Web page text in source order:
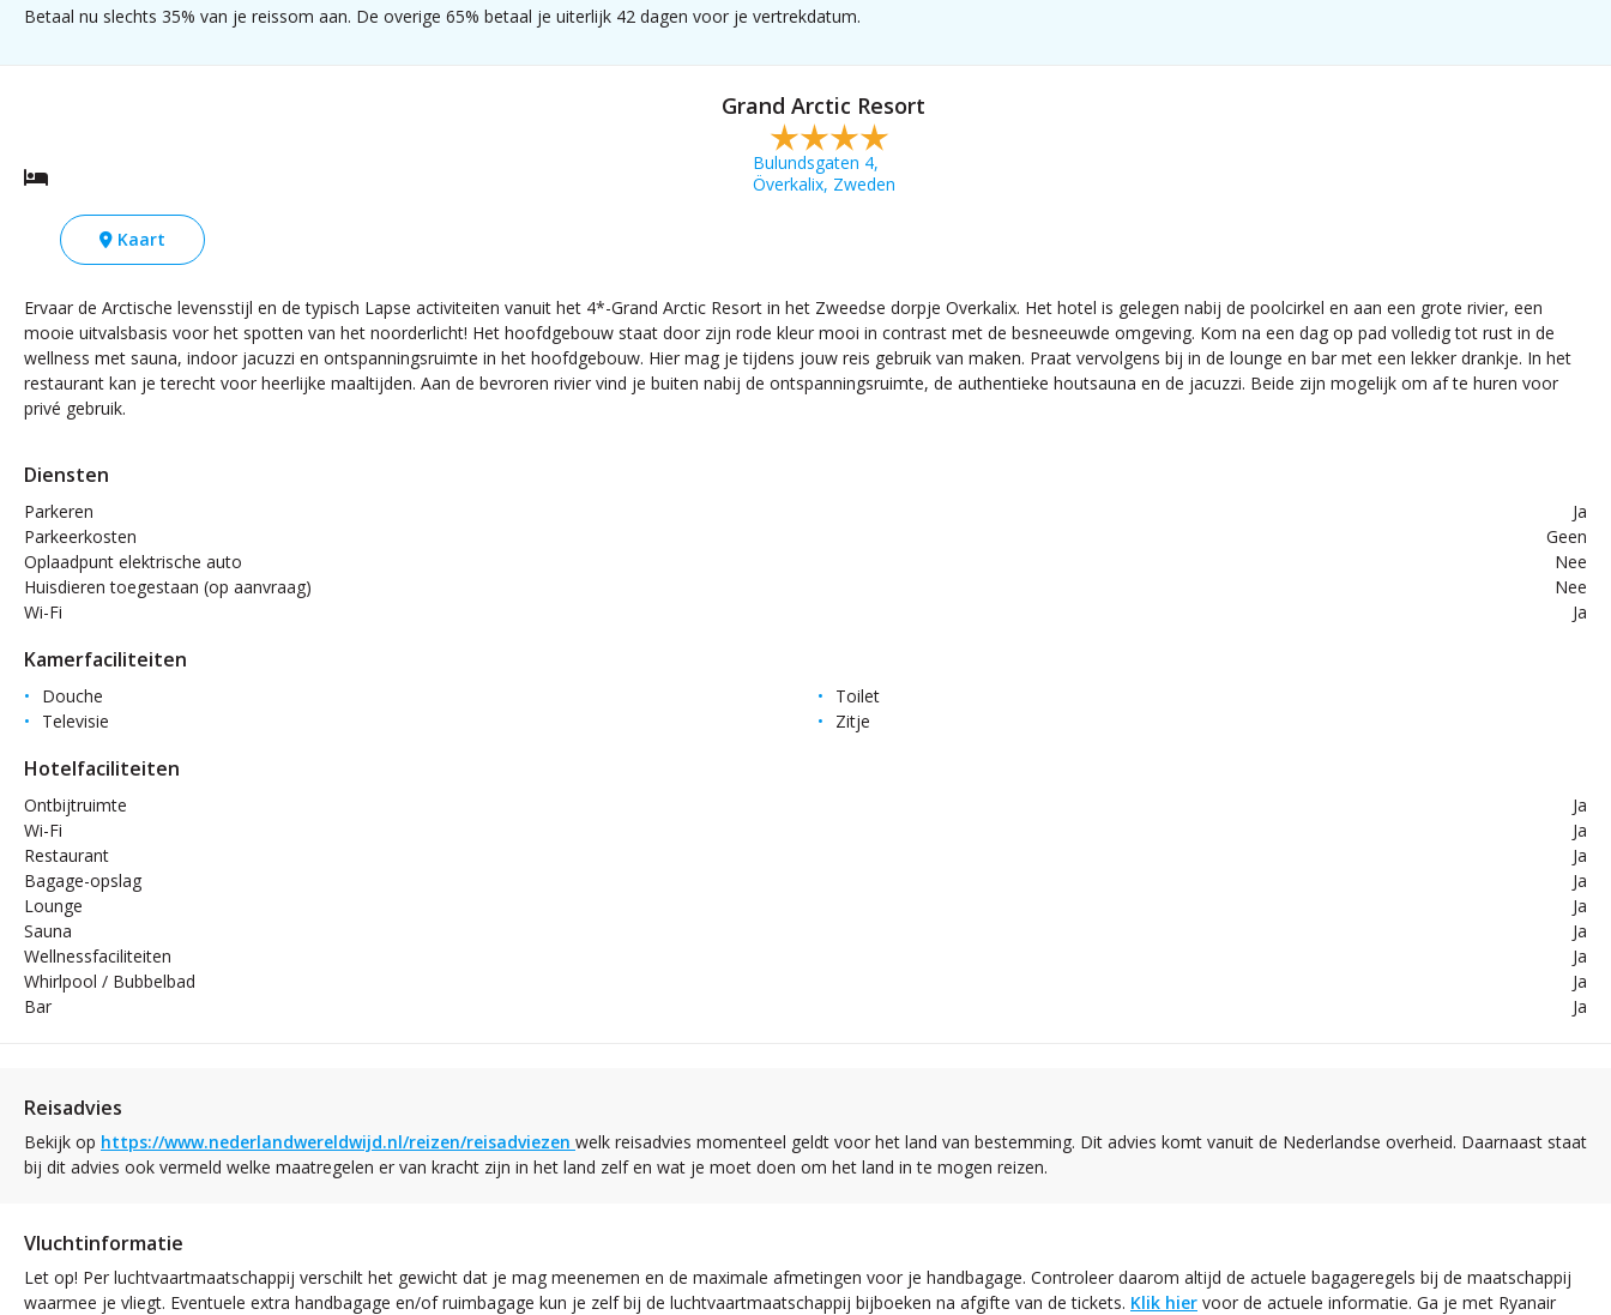
Betaal nu slechts 35% van je reissom aan. De overige 65% betaal je uiterlijk 42 dagen voor je vertrekdatum.
Grand Arctic Resort
Bulundsgaten 4,
Överkalix, Zweden
Kaart
Ervaar de Arctische levensstijl en de typisch Lapse activiteiten vanuit het 4*-Grand Arctic Resort in het Zweedse dorpje Overkalix. Het hotel is gelegen nabij de poolcirkel en aan een grote rivier, een
mooie uitvalsbasis voor het spotten van het noorderlicht! Het hoofdgebouw staat door zijn rode kleur mooi in contrast met de besneeuwde omgeving. Kom na een dag op pad volledig tot rust in de
wellness met sauna, indoor jacuzzi en ontspanningsruimte in het hoofdgebouw. Hier mag je tijdens jouw reis gebruik van maken. Praat vervolgens bij in de lounge en bar met een lekker drankje. In het
restaurant kan je terecht voor heerlijke maaltijden. Aan de bevroren rivier vind je buiten nabij de ontspanningsruimte, de authentieke houtsauna en de jacuzzi. Beide zijn mogelijk om af te huren voor
privé gebruik.
Diensten
Parkeren
Ja
Parkeerkosten
Geen
Oplaadpunt elektrische auto
Nee
Huisdieren toegestaan (op aanvraag)
Nee
Wi-Fi
Ja
Kamerfaciliteiten
Douche
Toilet
Televisie
Zitje
Hotelfaciliteiten
Ontbijtruimte
Ja
Wi-Fi
Ja
Restaurant
Ja
Bagage-opslag
Ja
Lounge
Ja
Sauna
Ja
Wellnessfaciliteiten
Ja
Whirlpool / Bubbelbad
Ja
Bar
Ja
Reisadvies
Bekijk op https://www.nederlandwereldwijd.nl/reizen/reisadviezen welk reisadvies momenteel geldt voor het land van bestemming. Dit advies komt vanuit de Nederlandse overheid. Daarnaast staat
bij dit advies ook vermeld welke maatregelen er van kracht zijn in het land zelf en wat je moet doen om het land in te mogen reizen.
Vluchtinformatie
Let op! Per luchtvaartmaatschappij verschilt het gewicht dat je mag meenemen en de maximale afmetingen voor je handbagage. Controleer daarom altijd de actuele bagageregels bij de maatschappij
waarmee je vliegt. Eventuele extra handbagage en/of ruimbagage kun je zelf bij de luchtvaartmaatschappij bijboeken na afgifte van de tickets. Klik hier voor de actuele informatie. Ga je met Ryanair